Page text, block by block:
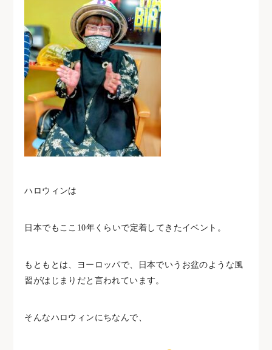
ハロウィンは
日本でもここ 10年くらいで定着してきたイベント。
もともとは、ヨーロッパで、日本でいうお盆のような風
習がはじまりだと言われています。
そんなハロウィンにちなんで、